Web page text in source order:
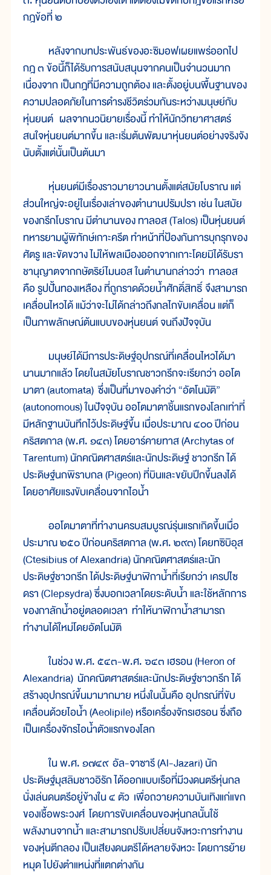
กฎข้อที่ ๒
หลังจากบทประพันธ์ของอะซิมอฟเผยแพร่ออกไป
กฎ ๓ ข้อนี้ก็ได้รับการสนับสนุนจากคนเป็นจำนวนมาก
เนื่องจาก เป็นกฎที่มีความถูกต้อง และตั้งอยู่บนพื้นฐานของ
ความปลอดภัยในการดำรงชีวิตร่วมกันระหว่างมนุษย์กับ
หุ่นยนต์ ผลจากนวนิยายเรื่องนี้ ทำให้นักวิทยาศาสตร์
สนใจหุ่นยนต์มากขึ้น และเริ่มต้นพัฒนาหุ่นยนต์อย่างจริงจัง
นับตั้งแต่นั้นเป็นต้นมา
หุ่นยนต์มีเรื่องราวมายาวนานตั้งแต่สมัยโบราณ แต่
ส่วนใหญ่จะอยู่ในเรื่องเล่าของตำนานปรัมปรา เช่น ในสมัย
ของกรีกโบราณ มีตำนานของ ทาลอส (Talos) เป็นหุ่นยนต์
ทหารยามผู้พิทักษ์เกาะครีต ทำหน้าที่ป้องกันการบุกรุกของ
ศัตรู และขัดขวาง ไม่ให้พลเมืองออกจากเกาะโดยมิได้รับรา
ชานุญาตจากกษัตริย์ไมนอส ในตำนานกล่าวว่า ทาลอส
คือ รูปปั้นทองเหลือง ที่ถูกราดด้วยน้ำศักดิ์สิทธิ์ จึงสามารถ
เคลื่อนไหวได้ แม้ว่าจะไม่ได้กล่าวถึงกลไกขับเคลื่อน แต่ก็
เป็นภาพลักษณ์ต้นแบบของหุ่นยนต์ จนถึงปัจจุบัน
มนุษย์ได้มีการประดิษฐ์อุปกรณ์ที่เคลื่อนไหวได้มา
นานมากแล้ว โดยในสมัยโบราณชาวกรีกจะเรียกว่า ออโต
มาตา (automata) ซึ่งเป็นที่มาของคำว่า “อัตโนมัติ”
(autonomous) ในปัจจุบัน ออโตมาตาชิ้นแรกของโลกเท่าที่
มีหลักฐานบันทึกไว้ประดิษฐ์ขึ้น เมื่อประมาณ ๔๐๐ ปีก่อน
คริสตกาล (พ.ศ. ๑๔๓) โดยอาร์คายทาส (Archytas of
Tarentum) นักคณิตศาสตร์และนักประดิษฐ์ ชาวกรีก ได้
ประดิษฐ์นกพิราบกล (Pigeon) ที่บินและขยับปีกขึ้นลงได้
โดยอาศัยแรงขับเคลื่อนจากไอน้ำ
ออโตมาตาที่ทำงานครบสมบูรณ์รุ่นแรกเกิดขึ้นเมื่อ
ประมาณ ๒๕๐ ปีก่อนคริสตกาล (พ.ศ. ๒๙๓) โดยทซิบิอุส
(Ctesibius of Alexandria) นักคณิตศาสตร์และนัก
ประดิษฐ์ชาวกรีก ได้ประดิษฐ์นาฬิกาน้ำที่เรียกว่า เครปไซ
ดรา (Clepsydra) ซึ่งบอกเวลาโดยระดับน้ำ และใช้หลักการ
ของกาลักน้ำอยู่ตลอดเวลา ทำให้นาฬิกาน้ำสามารถ
ทำงานได้ใหม่โดยอัตโนมัติ
ในช่วง พ.ศ. ๕๔๓-พ.ศ. ๖๔๓ เฮรอน (Heron of
Alexandria) นักคณิตศาสตร์และนักประดิษฐ์ชาวกรีก ได้
สร้างอุปกรณ์ขึ้นมามากมาย หนึ่งในนั้นคือ อุปกรณ์ที่ขับ
เคลื่อนด้วยไอน้ำ (Aeolipile) หรือเครื่องจักรเฮรอน ซึ่งถือ
เป็นเครื่องจักรไอน้ำตัวแรกของโลก
ใน พ.ศ. ๑๗๔๙ อัล-จาซารี (Al-Jazari) นัก
ประดิษฐ์มุสลิมชาวอิรัก ได้ออกแบบเรือที่มีวงดนตรีหุ่นกล
นั่งเล่นดนตรีอยู่ข้างใน ๔ ตัว เพื่อถวายความบันเทิงแก่แขก
ของเชื้อพระวงศ์ โดยการขับเคลื่อนของหุ่นกลนั้นใช้
พลังงานจากน้ำ และสามารถปรับเปลี่ยนจังหวะการทำงาน
ของหุ่นตีกลอง เป็นเสียงดนตรีได้หลายจังหวะ โดยการย้าย
หมุด ไปยังตำแหน่งที่แตกต่างกัน